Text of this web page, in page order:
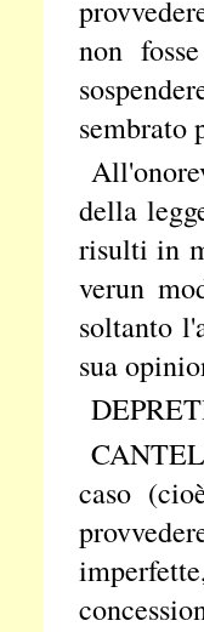
non
sembrato
della
risulti in
verun
soltanto
sua
caso